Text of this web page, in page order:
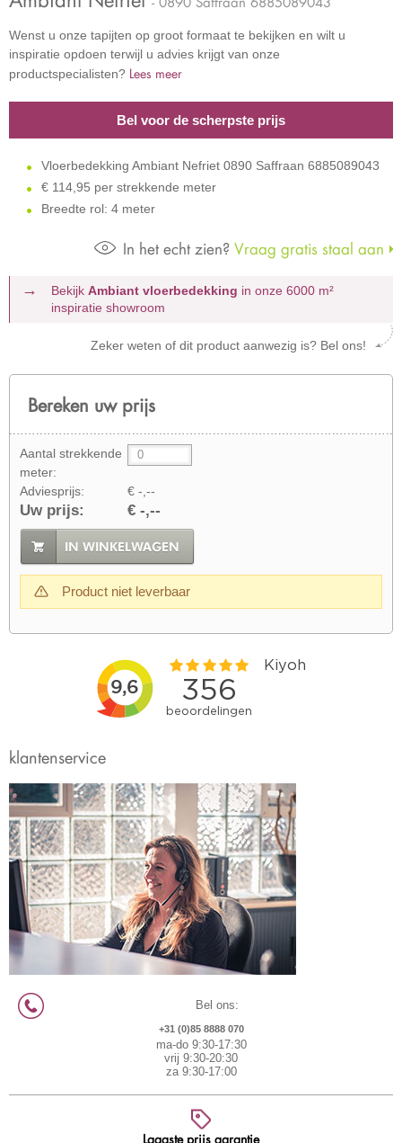
Wenst u onze tapijten op groot formaat te bekijken en wilt u
inspiratie opdoen terwijl u advies krijgt van onze
productspecialisten? Lees meer
Bel voor de scherpste prijs
Vloerbedekking Ambiant Nefriet 0890 Saffraan 6885089043
€ 114,95 per strekkende meter
Breedte rol: 4 meter
In het echt zien? Vraag gratis staal aan
Bekijk Ambiant vloerbedekking in onze 6000 m²
inspiratie showroom
Zeker weten of dit product aanwezig is? Bel ons!
Bereken uw prijs
Aantal strekkende
meter:
Adviesprijs:
€ -,--
Uw prijs: € -,--
IN WINKELWAGEN
Product niet leverbaar
klantenservice
Bel ons:
+31 (0)85 8888 070
ma-do 9:30-17:30
vrij 9:30-20:30
za 9:30-17:00
Laagste prijs garantie